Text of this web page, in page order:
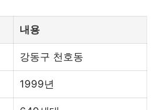
내용
강동구 천호동
1999년